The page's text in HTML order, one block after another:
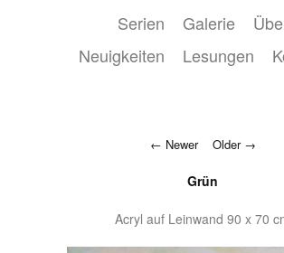
Serien Galerie
Neuigkeiten
Lesungen
Newer Older
Grün
Acryl auf Leinwand 90 x 70